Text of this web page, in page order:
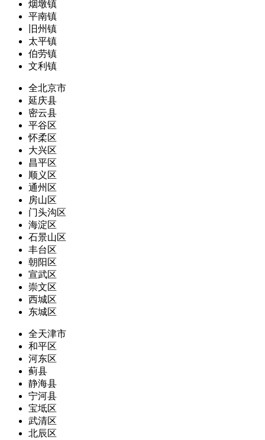
烟墩镇
平南镇
旧州镇
太平镇
伯劳镇
文利镇
全北京市
延庆县
密云县
平谷区
怀柔区
大兴区
昌平区
顺义区
通州区
房山区
门头沟区
海淀区
石景山区
丰台区
朝阳区
宣武区
崇文区
西城区
东城区
全天津市
和平区
河东区
蓟县
静海县
宁河县
宝坻区
武清区
北辰区